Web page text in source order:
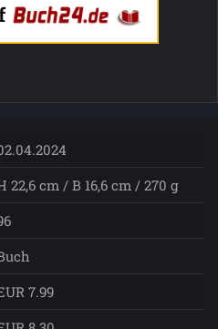
22,6 cm / B 16,6 cm / 270 g
7.99